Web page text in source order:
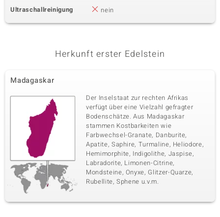
Ultraschallreinigung
nein
Herkunft erster Edelstein
Madagaskar
Der Inselstaat zur rechten Afrikas
verfügt über eine Vielzahl gefragter
Bodenschätze. Aus Madagaskar
stammen Kostbarkeiten wie
Farbwechsel-Granate, Danburite,
Apatite, Saphire, Turmaline, Heliodore,
Hemimorphite, Indigolithe, Jaspise,
Labradorite, Limonen-Citrine,
Mondsteine, Onyxe, Glitzer-Quarze,
Rubellite, Sphene u.v.m.